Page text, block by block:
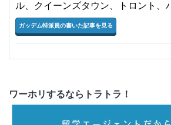
ル、クイーンズタウン、トロント、
ガッデム特派員の書いた記事を見る
ワーホリするならトラトラ！